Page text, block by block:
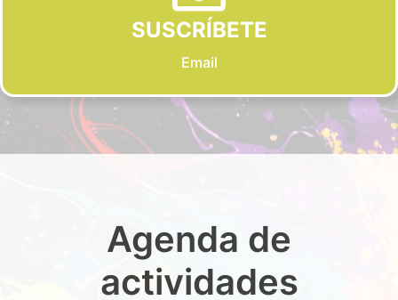
SUSCRÍBETE
Email
Agenda de
actividades